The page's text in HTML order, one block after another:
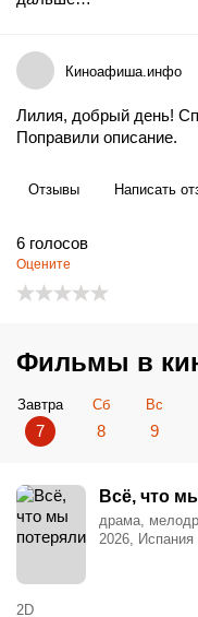
Киноафиша.инфо
Лилия, добрый день!
Поправили описание.
Отзывы Написать
6 голосов
Оцените
Фильмы в
Завтра
7
Сб
8
Вс
9
Всё, что
драма,
2026,
2D